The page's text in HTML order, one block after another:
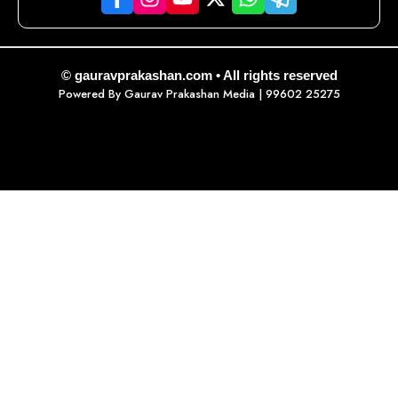
© gauravprakashan.com • All rights reserved
Powered By Gaurav Prakashan Media| 99602 25275